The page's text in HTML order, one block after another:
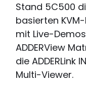
Stand 5C500
basierten
mit Live-
ADDERView
die ADDERLink
Multi-Viewer.